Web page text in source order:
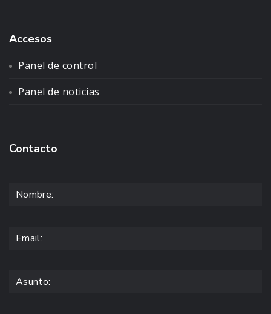
Accesos
Panel de control
Panel de noticias
Contacto